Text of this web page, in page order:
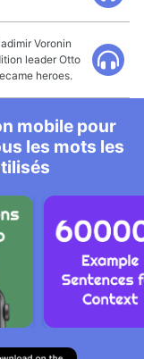
Voronin
leader Otto
heroes.
mobile pour
les mots les